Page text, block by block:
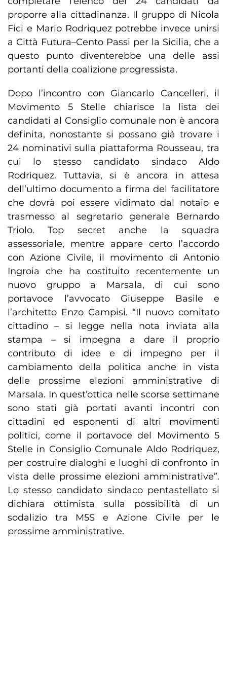
proporre alla cittadinanza. Il gruppo di Nicola
Fici e Mario Rodriquez potrebbe invece unirsi
a Città Futura–Cento Passi per la Sicilia, che a
questo punto diventerebbe una delle assi
portanti della coalizione progressista.
Dopo l’incontro con Giancarlo Cancelleri, il
Movimento 5 Stelle chiarisce la lista dei
candidati al Consiglio comunale non è ancora
definita, nonostante si possano già trovare i
24 nominativi sulla piattaforma Rousseau, tra
cui lo stesso candidato sindaco Aldo
Rodriquez. Tuttavia, si è ancora in attesa
dell’ultimo documento a firma del facilitatore
che dovrà poi essere vidimato dal notaio e
trasmesso al segretario generale Bernardo
Triolo. Top secret anche la squadra
assessoriale, mentre appare certo l’accordo
con Azione Civile, il movimento di Antonio
Ingroia che ha costituito recentemente un
nuovo gruppo a Marsala, di cui sono
portavoce l’avvocato Giuseppe Basile e
l’architetto Enzo Campisi. “Il nuovo comitato
cittadino – si legge nella nota inviata alla
stampa – si impegna a dare il proprio
contributo di idee e di impegno per il
cambiamento della politica anche in vista
delle prossime elezioni amministrative di
Marsala. In quest’ottica nelle scorse settimane
sono stati già portati avanti incontri con
cittadini ed esponenti di altri movimenti
politici, come il portavoce del Movimento 5
Stelle in Consiglio Comunale Aldo Rodriquez,
per costruire dialoghi e luoghi di confronto in
vista delle prossime elezioni amministrative”.
Lo stesso candidato sindaco pentastellato si
dichiara ottimista sulla possibilità di un
sodalizio tra M5S e Azione Civile per le
prossime amministrative.